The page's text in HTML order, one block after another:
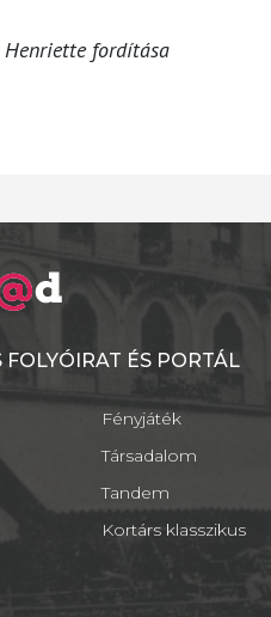
Henriette fordítása
FOLYÓIRAT ÉS PORTÁL
Fényjáték
Társadalom
Tandem
Kortárs klasszikus